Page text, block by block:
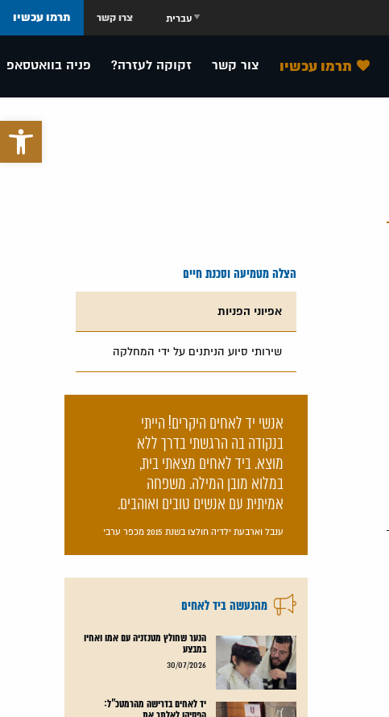
פתח
צרו קשר תרמו עכשיו
תרמו עכשיו צור קשר זקוקה לעזרה? פניה בוואטסאפ
הצלה מטמיעה וסכנת חיים
אפיוני הפניות
שירותי סיוע הניתנים על ידי המחלקה
אנשי יד לאחים היקרים! הייתי
בנקודה בה הרגשתי בדרך ללא
מוצא. ביד לאחים מצאתי בית,
במלוא מובן המילה. משפחה
אמיתית עם אנשים טובים ואוהבים.
ענבל וארבעת ילדיה חולצו בשנת 2015 מכפר ערבי
מהנעשה ביד לאחים
הנער שחולץ מטנזניה עם אמו ואחיו
במבצע
30/07/2026
יד לאחים בדרישה מהרמטכ"ל: